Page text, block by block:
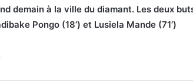
demain à la ville du diamant. Les deux
Pongo (18’) et Lusiela Mande (71’)